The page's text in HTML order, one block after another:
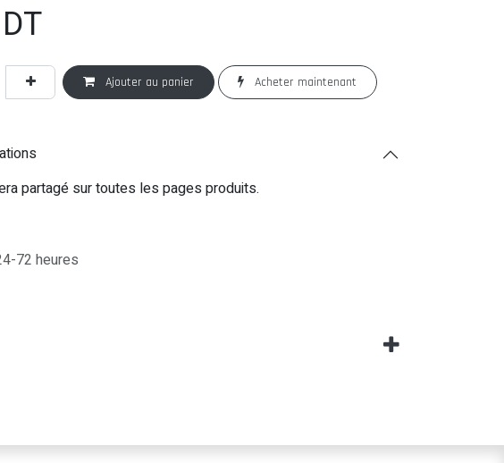
DT
Ajouter au panier Acheter maintenant
partagé sur toutes les pages produits.
72 heures